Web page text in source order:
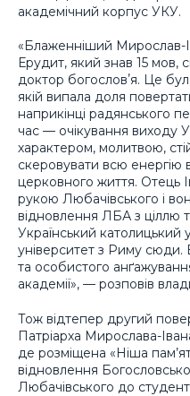
академічний корпус УКУ.
«Блаженніший
Ерудит, який знав 15 мов,
доктор богословʼя. Це
якій випала доля
наприкінці радянського
час — очікування виходу
характером, молитвою,
скеровувати всю енергію
церковного життя. Отець
рукою Любачівського і
відновлення ЛБА з ціллю
Український
університет з Риму сюди.
та особистого
академії», — розповів
Тож відтепер другий
Патріарха Мирослава-
де розміщена «Ніша
відновлення
Любачівського до